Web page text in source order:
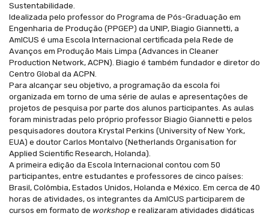
Sustentabilidade.
Idealizada pelo professor do Programa de Pós-Graduação em
Engenharia de Produção (PPGEP) da UNIP, Biagio Giannetti, a
AmICUS é uma Escola Internacional certificada pela Rede de
Avanços em Produção Mais Limpa (Advances in Cleaner
Production Network, ACPN). Biagio é também fundador e diretor do
Centro Global da ACPN.
Para alcançar seu objetivo, a programação da escola foi
organizada em torno de uma série de aulas e apresentações de
projetos de pesquisa por parte dos alunos participantes. As aulas
foram ministradas pelo próprio professor Biagio Giannetti e pelos
pesquisadores doutora Krystal Perkins (University of New York,
EUA) e doutor Carlos Montalvo (Netherlands Organisation for
Applied Scientific Research, Holanda).
A primeira edição da Escola Internacional contou com 50
participantes, entre estudantes e professores de cinco países:
Brasil, Colômbia, Estados Unidos, Holanda e México. Em cerca de 40
horas de atividades, os integrantes da AmICUS participarem de
cursos em formato de workshop e realizaram atividades didáticas